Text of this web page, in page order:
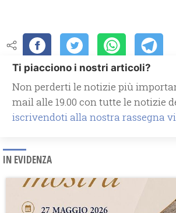
Ti piacciono i nostri articoli?
Non perderti le notizie più
mail alle 19.00 con tutte le notizie
iscrivendoti alla nostra rassegna
IN EVIDENZA